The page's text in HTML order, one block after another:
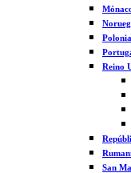
Polonia
Reino
San